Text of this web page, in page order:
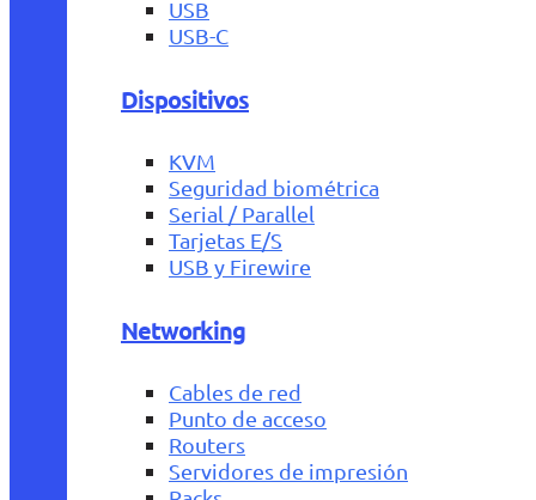
USB
USB-C
Dispositivos
KVM
Seguridad biométrica
Serial / Parallel
Tarjetas E/S
USB y Firewire
Networking
Cables de red
Punto de acceso
Routers
Servidores de impresión